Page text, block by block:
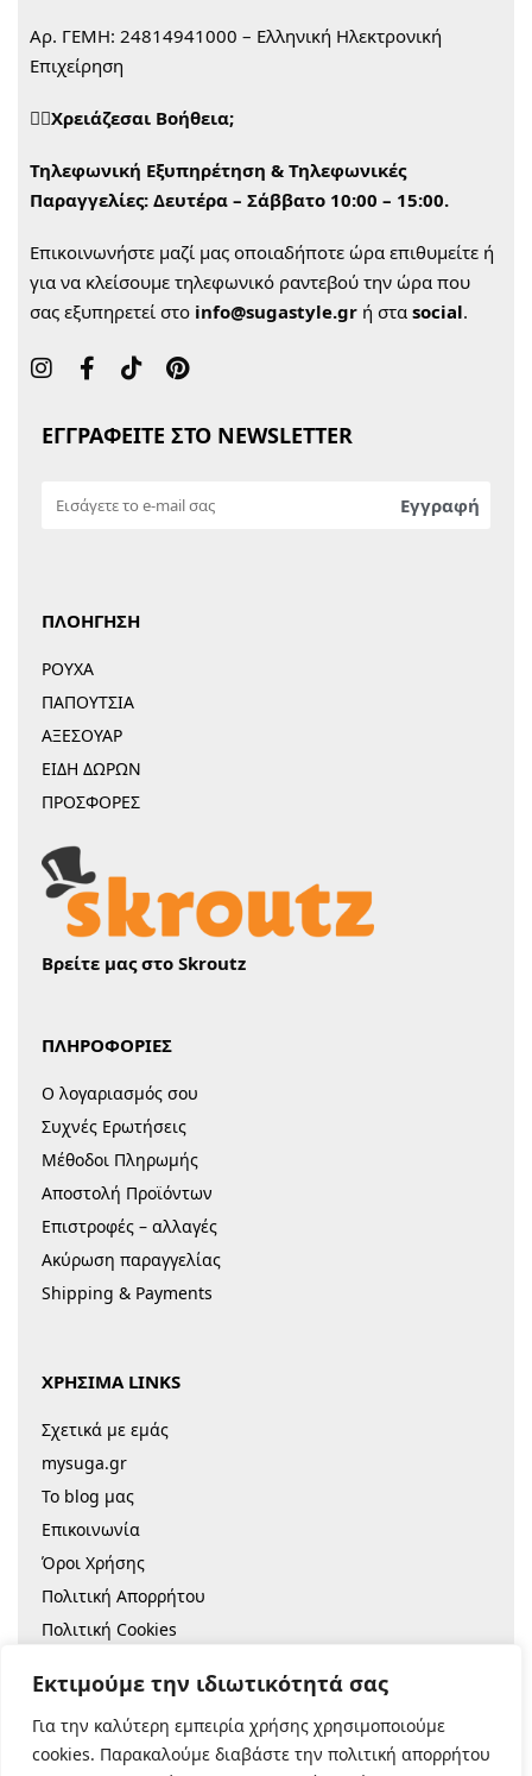
Εκτιμούμε την ιδιωτικότητά σας
Για την καλύτερη εμπειρία χρήσης χρησιμοποιούμε
cookies. Παρακαλούμε διαβάστε την πολιτική απορρήτου
Αρ. ΓΕΜΗ: 24814941000 – Ελληνική Ηλεκτρονική
Επιχείρηση
🙋‍♀️Χρειάζεσαι Βοήθεια;
Τηλεφωνική Εξυπηρέτηση & Τηλεφωνικές
Παραγγελίες: Δευτέρα – Σάββατο 10:00 – 15:00.
Επικοινωνήστε μαζί μας οποιαδήποτε ώρα επιθυμείτε ή
για να κλείσουμε τηλεφωνικό ραντεβού την ώρα που
σας εξυπηρετεί στο info@sugastyle.gr ή στα social.
ΕΓΓΡΑΦΕΙΤΕ ΣΤΟ NEWSLETTER
ΠΛΟΗΓΗΣΗ
ΡΟΥΧΑ
ΠΑΠΟΥΤΣΙΑ
ΑΞΕΣΟΥΑΡ
ΕΙΔΗ ΔΩΡΩΝ
ΠΡΟΣΦΟΡΕΣ
Βρείτε μας στο Skroutz
ΠΛΗΡΟΦΟΡΙΕΣ
Ο λογαριασμός σου
Συχνές Ερωτήσεις
Μέθοδοι Πληρωμής
Αποστολή Προϊόντων
Επιστροφές – αλλαγές
Ακύρωση παραγγελίας
Shipping & Payments
ΧΡΗΣΙΜΑ LINKS
Σχετικά με εμάς
mysuga.gr
Το blog μας
Επικοινωνία
Όροι Χρήσης
Πολιτική Απορρήτου
Πολιτική Cookies
© 2022 |Κατασκευή Eshop